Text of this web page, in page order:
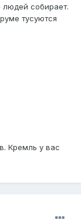
людей собирает.
тусуются
Кремль у вас